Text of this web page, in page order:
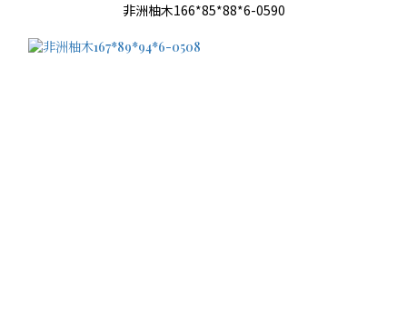
非洲柚木166*85*88*6-0590